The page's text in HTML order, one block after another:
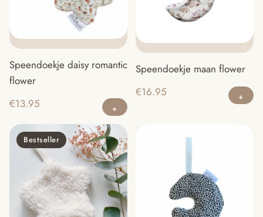
Speendoekje daisy romantic
flower
€13.95
Speendoekje maan flower
€16.95
Bestseller